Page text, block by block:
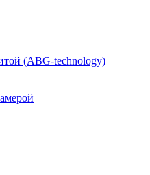
(ABG-technology)